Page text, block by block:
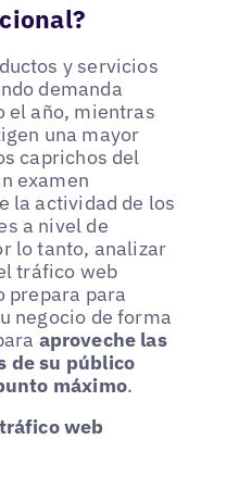
y servicios
demanda
el año, mientras
una mayor
caprichos del
examen
la actividad de los
a nivel de
lo tanto, analizar
tráfico web
prepara para
negocio de forma
aproveche las
de su público
máximo.
web